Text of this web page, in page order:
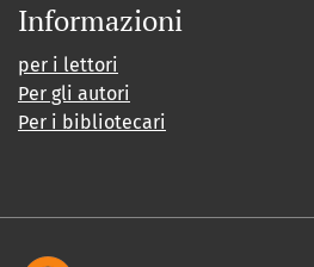
Informazioni
per i lettori
Per gli autori
Per i bibliotecari